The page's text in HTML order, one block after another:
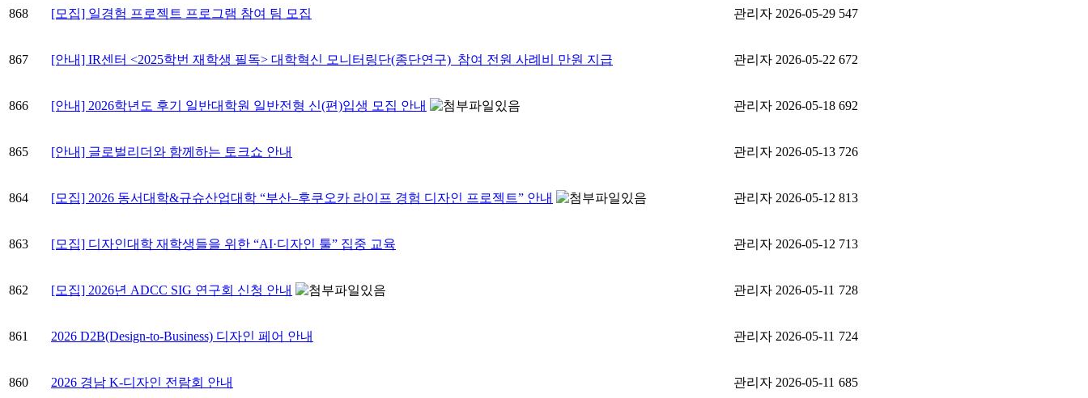
868 [모집] 일경험 프로젝트 프로그램 참여 팀 모집 관리자 2026-05-29 547
867 [안내] IR센터 <2025학번 재학생 필독> 대학혁신 모니터링단(종단연구)_참여 전원 사례비 만원 지급 관리자 2026-05-22 672
866 [안내] 2026학년도 후기 일반대학원 일반전형 신(편)입생 모집 안내 관리자 2026-05-18 692
865 [안내] 글로벌리더와 함께하는 토크쇼 안내 관리자 2026-05-13 726
864 [모집] 2026 동서대학&규슈산업대학 “부산–후쿠오카 라이프 경험 디자인 프로젝트” 안내 관리자 2026-05-12 813
863 [모집] 디자인대학 재학생들을 위한 “AI·디자인 툴” 집중 교육 관리자 2026-05-12 713
862 [모집] 2026년 ADCC SIG 연구회 신청 안내 관리자 2026-05-11 728
861 2026 D2B(Design-to-Business) 디자인 페어 안내 관리자 2026-05-11 724
860 2026 경남 K-디자인 전람회 안내 관리자 2026-05-11 685